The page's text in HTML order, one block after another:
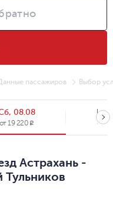
пассажиров Выбор
08.08
от19 220 R
Вс,
от
Астрахань -
Тульников